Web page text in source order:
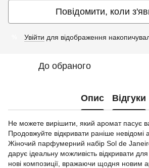
Повідомити, коли
Увійти для відображення
До обраного
Опис Відгуки
Не можете вирішити, який аромат пасує
Продовжуйте відкривати раніше невідомі
Жіночий парфумерний набір Sol de
дарує ідеальну можливість відкривати
нові композиції, вражаючи щодня новим